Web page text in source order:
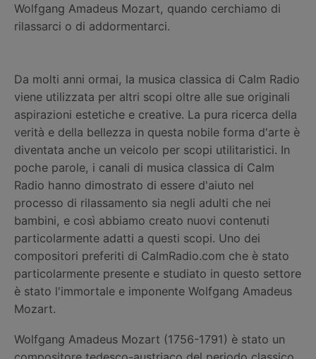
Wolfgang Amadeus Mozart, quando cerchiamo di
rilassarci o di addormentarci.
Da molti anni ormai, la musica classica di Calm Radio
viene utilizzata per altri scopi oltre alle sue originali
aspirazioni estetiche e creative. La pura ricerca della
verità e della bellezza in questa nobile forma d'arte è
diventata anche un veicolo per scopi utilitaristici. In
poche parole, i canali di musica classica di Calm
Radio hanno dimostrato di essere d'aiuto nel
processo di rilassamento sia negli adulti che nei
bambini, e così abbiamo creato nuovi contenuti
particolarmente adatti a questi scopi. Uno dei
compositori preferiti di CalmRadio.com che è stato
particolarmente presente e studiato in questo settore
è stato l'immortale e imponente Wolfgang Amadeus
Mozart.
Wolfgang Amadeus Mozart (1756-1791) è stato un